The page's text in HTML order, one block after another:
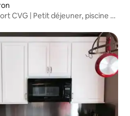
CVG | Petit déjeuner, piscine et